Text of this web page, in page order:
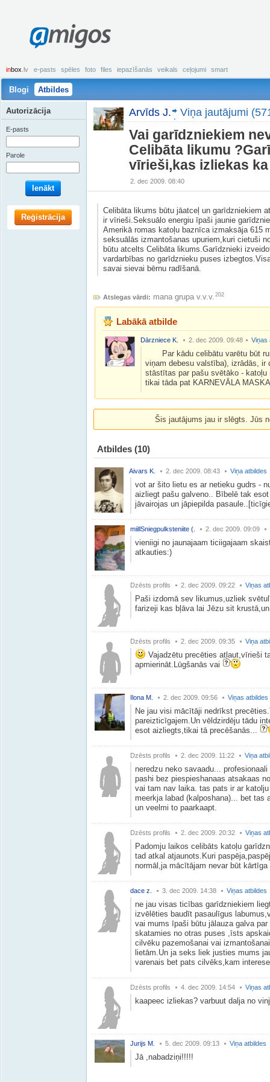
amigos
inbox .lv e-pasts spēles foto files iepazīšanās veikals ceļojumi smart
Blogi Atbildes
Arvīds J. Viņa jautājumi
Vai garīdzniekiem
Celibāta likumu
vīrieši,kas izliekas
2. dec 2009. 08:40
Celibāta likums būtu jāatceļ un garīdzniekiem
ir vīrieši.Seksuālo energiu īpaši jaunie
Amerikā romas katoļu baznīca izmaksāja 615
seksuālās izmantošanas upuriem,kuri cietuši
būtu atcelts Celibāta likums.Garīdznieki
vardarbības no garīdznieku puses
savai sievai bērnu radīšanā.
Atslegas vārdi: mana grupa v.v.v. 202
Labākā atbilde
Dārzniece K. 2. dec 2009. 09:48 Viņas
Par kādu celibātu varētu būt
viņam debesu valstība), izrādās,
stāstītas par pašu svētāko -
tikai tāda pat KARNEVĀLA
Šis jautājums jau ir slēgts. Jūs
Atbildes (10)
Aivars K. 2. dec 2009. 08:43 Viņa atbildes
vot ar šito lietu es ar netieku gudrs -
aizliegt pašu galveno.. Bībelē tak
jāvairojas un jāpiepilda
miillSniegpulksteniite (. 2. dec 2009. 09:09
vieniigi no jaunajaam ticiigajaam
atkauties:)
Dzēsts profils 2. dec 2009. 09:22 Viņas
Paši izdomā sev likumus,uzliek
farizeji kas bļāva lai Jēzu sit
Dzēsts profils 2. dec 2009. 09:35 Viņa
Vajadzētu precēties atļaut,vīrieši
apmierināt.Lūgšanās vai
Ilona M. 2. dec 2009. 09:56 Viņas atbildes
Ne jau visi mācītāji nedrīkst
pareizticīgajem.Un vēldzirdēju tādu
esot aizliegts,tikai tā precēšanās...
Dzēsts profils 2. dec 2009. 11:22 Viņa
neredzu neko savaadu...
pashi bez piespieshanaas atsakaas
vai tam nav laika. tas pats ir ar
meerkja labad (kalposhana)... bet tas
un veelmi to paarkaapt.
Dzēsts profils 2. dec 2009. 20:32 Viņas
Padomju laikos celibāts katoļu
tad atkal atjaunots.Kuri
normāl,ja mācītājam nevar būt kārtīga
dace z. 3. dec 2009. 14:38 Viņas atbildes
ne jau visas ticības garīdzniekiem
izvēlēties baudīt pasaulīgus
vai mums īpaši būtu jālauza galva
skatamies no otras puses ,īsts
cilvēku pazemošanai vai
lietām.Un ja seks liek justies mums
varenais bet pats cilvēks,kam
Dzēsts profils 4. dec 2009. 14:54 Viņas
kaapeec izliekas? varbuut dalja no
Jurijs M. 5. dec 2009. 09:13 Viņa atbildes
Jā ,nabadziņi!!!!!
Autorizācija
E-pasts
Parole
Ienākt
Reģistrācija